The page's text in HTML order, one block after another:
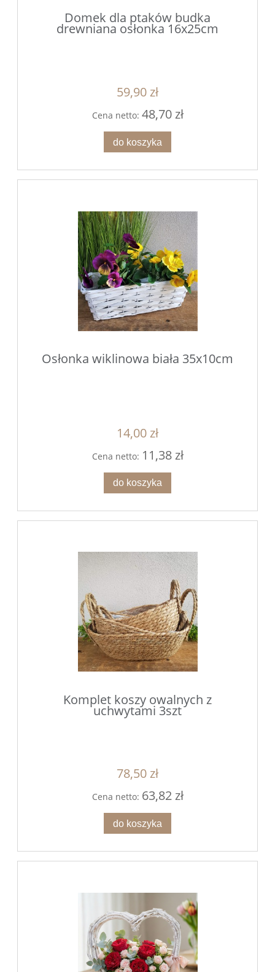
Domek dla ptaków budka
drewniana osłonka 16x25cm
59,90 zł
Cena netto: 48,70 zł
do koszyka
Osłonka wiklinowa biała 35x10cm
14,00 zł
Cena netto: 11,38 zł
do koszyka
Komplet koszy owalnych z
uchwytami 3szt
78,50 zł
Cena netto: 63,82 zł
do koszyka